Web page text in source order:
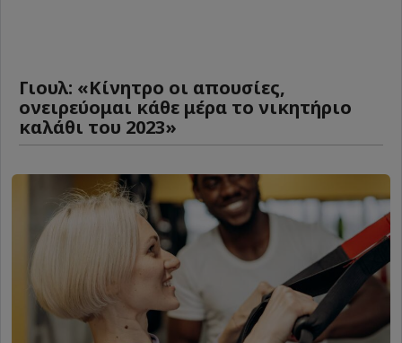
Γιουλ: «Κίνητρο οι απουσίες,
ονειρεύομαι κάθε μέρα το νικητήριο
καλάθι του 2023»